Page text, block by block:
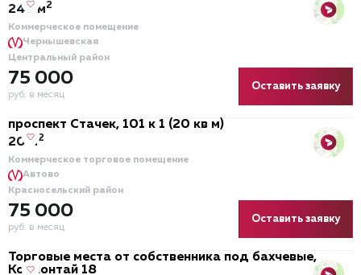
Коммерческое помещение
Чернышевская
Центральный район
75 000
руб. в месяц
246 м2
Оставить заявку
проспект Стачек, 101 к 1 (20 кв м)
Коммерческое торговое помещение
Автово
Красносельский район
75 000
руб. в месяц
20 м2
Оставить заявку
Торговые места от собственника под бахчевые,
Коллонтай 18